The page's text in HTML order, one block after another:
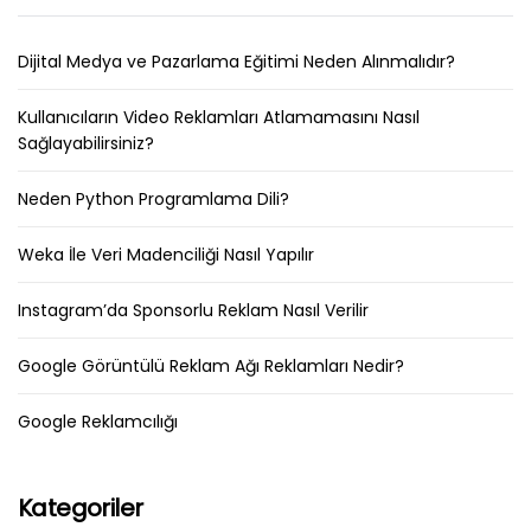
Dijital Medya ve Pazarlama Eğitimi Neden Alınmalıdır?
Kullanıcıların Video Reklamları Atlamamasını Nasıl
Sağlayabilirsiniz?
Neden Python Programlama Dili?
Weka İle Veri Madenciliği Nasıl Yapılır
Instagram’da Sponsorlu Reklam Nasıl Verilir
Google Görüntülü Reklam Ağı Reklamları Nedir?
Google Reklamcılığı
Kategoriler